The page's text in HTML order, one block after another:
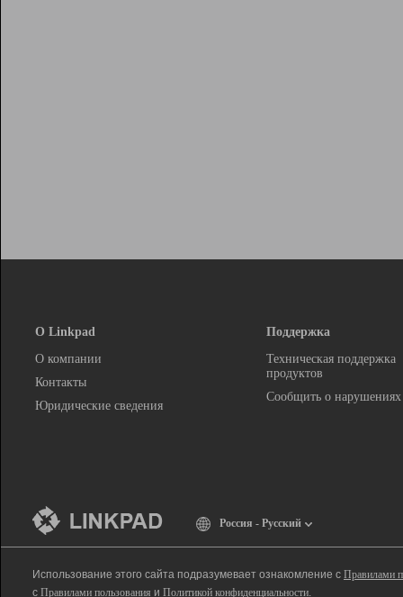
О Linkpad
О компании
Контакты
Юридические сведения
Поддержка
Техническая поддержка
продуктов
Сообщить о нарушениях
Россия - Русский
Использование этого сайта подразумевает ознакомление с Правилами
с Правилами пользования и Политикой конфиденциальности.